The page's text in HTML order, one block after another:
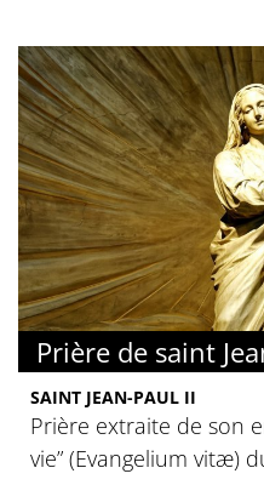
Prière de saint
SAINT JEAN-PAUL II
Prière extraite de son
vie” (Evangelium vitæ)